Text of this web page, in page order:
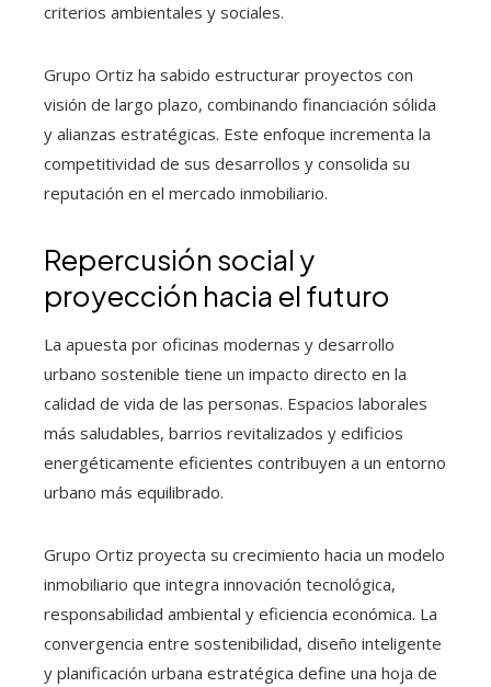
criterios ambientales y sociales.
Grupo Ortiz ha sabido estructurar proyectos con
visión de largo plazo, combinando financiación sólida
y alianzas estratégicas. Este enfoque incrementa la
competitividad de sus desarrollos y consolida su
reputación en el mercado inmobiliario.
Repercusión social y
proyección hacia el futuro
La apuesta por oficinas modernas y desarrollo
urbano sostenible tiene un impacto directo en la
calidad de vida de las personas. Espacios laborales
más saludables, barrios revitalizados y edificios
energéticamente eficientes contribuyen a un entorno
urbano más equilibrado.
Grupo Ortiz proyecta su crecimiento hacia un modelo
inmobiliario que integra innovación tecnológica,
responsabilidad ambiental y eficiencia económica. La
convergencia entre sostenibilidad, diseño inteligente
y planificación urbana estratégica define una hoja de